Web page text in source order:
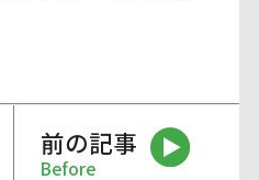
前の記事
Before